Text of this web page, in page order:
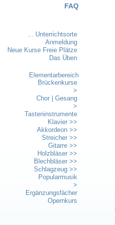
FAQ
... Unterrichtsorte
Anmeldung
Neue Kurse Freie Plätze
Das Üben
Elementarbereich
Brückenkurse
>
Chor | Gesang
>
Tasteninstrumente
Klavier >>
Akkordeon >>
Streicher >>
Gitarre >>
Holzbläser >>
Blechbläser >>
Schlagzeug >>
Popularmusik
>
Ergänzungsfächer
Opernkurs